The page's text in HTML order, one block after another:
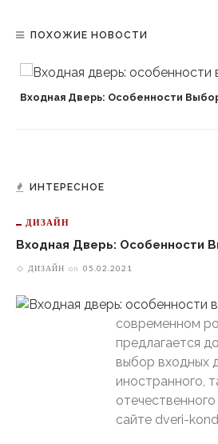
ПОХОЖИЕ НОВОСТИ
Входная Дверь: Особенности
ИНТЕРЕСНОЕ
ДИЗАЙН
Входная Дверь: Особенности
ДИЗАЙН on 05.02.2021
современном
предлагается
выбор входных
иностранного,
сайте dveri-